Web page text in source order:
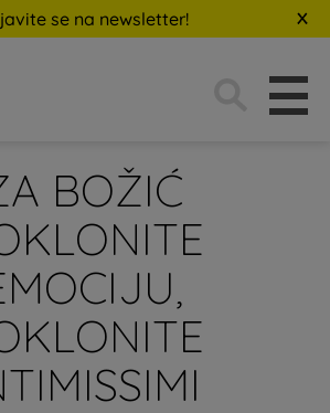
se na newsletter!
BOŽIĆ